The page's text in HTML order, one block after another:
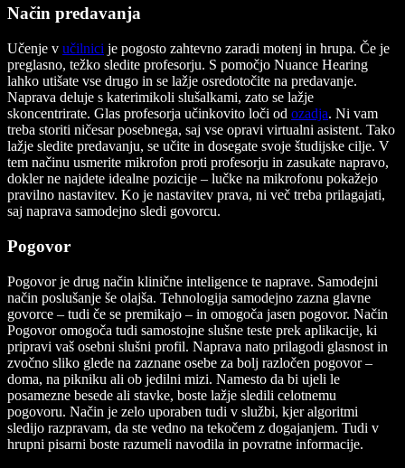
Način predavanja
Učenje v učilnici je pogosto zahtevno zaradi motenj in hrupa. Če je
preglasno, težko sledite profesorju. S pomočjo Nuance Hearing
lahko utišate vse drugo in se lažje osredotočite na predavanje.
Naprava deluje s katerimikoli slušalkami, zato se lažje
skoncentrirate. Glas profesorja učinkovito loči od ozadja. Ni vam
treba storiti ničesar posebnega, saj vse opravi virtualni asistent. Tako
lažje sledite predavanju, se učite in dosegate svoje študijske cilje. V
tem načinu usmerite mikrofon proti profesorju in zasukate napravo,
dokler ne najdete idealne pozicije – lučke na mikrofonu pokažejo
pravilno nastavitev. Ko je nastavitev prava, ni več treba prilagajati,
saj naprava samodejno sledi govorcu.
Pogovor
Pogovor je drug način klinične inteligence te naprave. Samodejni
način poslušanje še olajša. Tehnologija samodejno zazna glavne
govorce – tudi če se premikajo – in omogoča jasen pogovor. Način
Pogovor omogoča tudi samostojne slušne teste prek aplikacije, ki
pripravi vaš osebni slušni profil. Naprava nato prilagodi glasnost in
zvočno sliko glede na zaznane osebe za bolj razločen pogovor –
doma, na pikniku ali ob jedilni mizi. Namesto da bi ujeli le
posamezne besede ali stavke, boste lažje sledili celotnemu
pogovoru. Način je zelo uporaben tudi v službi, kjer algoritmi
sledijo razpravam, da ste vedno na tekočem z dogajanjem. Tudi v
hrupni pisarni boste razumeli navodila in povratne informacije.